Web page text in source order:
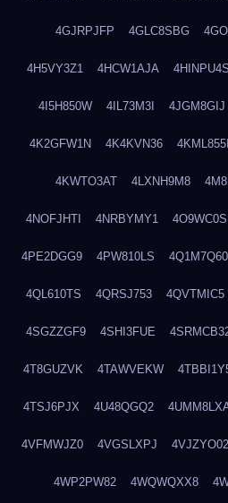
4GJRPJFP 4GLC8SBG
4H5VY3Z1 4HCW1AJA 4HINPU4S
4I5H850W 4IL73M3I 4JGM8GIJ
4K2GFW1N 4K4KVN36 4KML855I
4KWTO3AT 4LXNH9M8
4NOFJHTI 4NRBYMY1
4PE2DGG9 4PW810LS 4Q1M7Q60
4QL610TS 4QRSJ753 4QVTMIC5
4SGZZGF9 4SHI3FUE
4T8GUZVK 4TAWVEKW
4TSJ6PJX 4U48QGQ2
4VFMWJZ0 4VGSLXPJ 4VJZYO02
4WP2PW82 4WQWQXX8